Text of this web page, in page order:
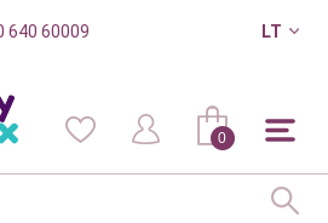
640 60009 LT
0